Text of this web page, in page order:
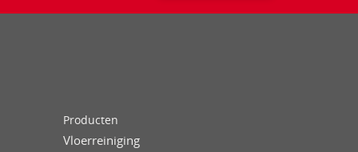
Producten
Vloerreiniging